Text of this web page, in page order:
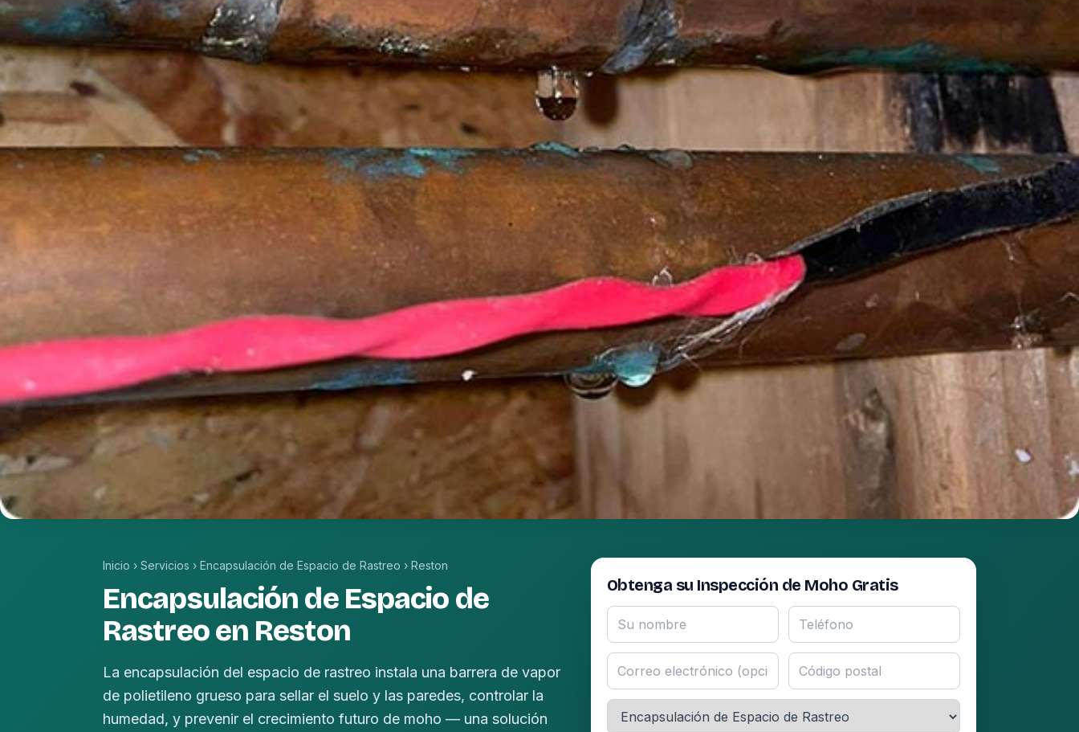
Inicio › Servicios › Encapsulación de Espacio de Rastreo › Reston
Encapsulación de Espacio de
Rastreo en Reston
La encapsulación del espacio de rastreo instala una barrera de vapor
de polietileno grueso para sellar el suelo y las paredes, controlar la
humedad, y prevenir el crecimiento futuro de moho — una solución
Obtenga su Inspección de Moho Gratis